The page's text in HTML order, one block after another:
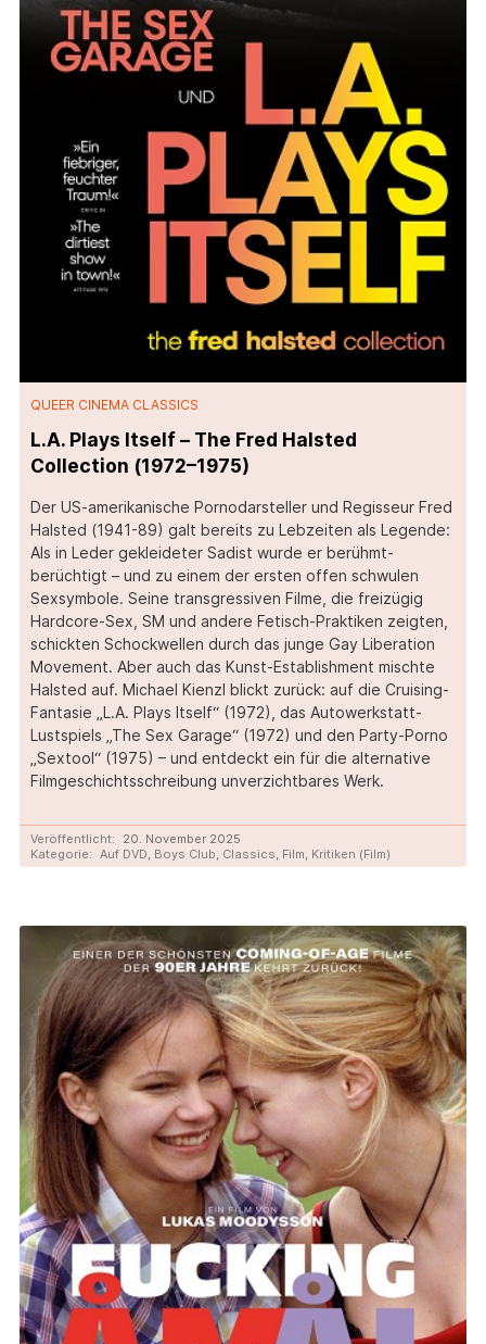
QUEER CINEMA CLASSICS
L.A. Plays Itself – The Fred Halsted
Collection (1972–1975)
Der US-amerikanische Pornodarsteller und Regisseur Fred
Halsted (1941-89) galt bereits zu Lebzeiten als Legende:
Als in Leder gekleideter Sadist wurde er berühmt-
berüchtigt – und zu einem der ersten offen schwulen
Sexsymbole. Seine transgressiven Filme, die freizügig
Hardcore-Sex, SM und andere Fetisch-Praktiken zeigten,
schickten Schockwellen durch das junge Gay Liberation
Movement. Aber auch das Kunst-Establishment mischte
Halsted auf. Michael Kienzl blickt zurück: auf die Cruising-
Fantasie „L.A. Plays Itself“ (1972), das Autowerkstatt-
Lustspiels „The Sex Garage“ (1972) und den Party-Porno
„Sextool“ (1975) – und entdeckt ein für die alternative
Filmgeschichtsschreibung unverzichtbares Werk.
Veröffentlicht:
20. November 2025
Kategorie: Auf DVD, Boys Club, Classics, Film, Kritiken (Film)